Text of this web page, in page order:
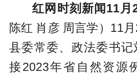
红网时刻新闻11月
陈红 肖彦 周言学）11
县委常委、政法委书记
接2023年省自然资源